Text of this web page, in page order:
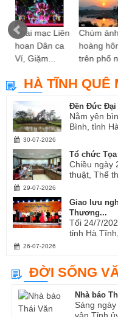
Khai mạc Liên
hoan Dân ca
Ví, Giặm...
Chùm ảnh
hoàng
trên phố
HÀ TĨNH QUÊ
Đền Đức Đại
Nằm yên
Bình, tỉnh
30-07-2026
Tổ chức
Chiều ngày
thuật, Thể
29-07-2026
Giao lưu
Thương...
Tối 24/7/
tỉnh Hà
26-07-2026
ĐỜI SỐNG
Nhà báo
Sáng
vận Tỉnh